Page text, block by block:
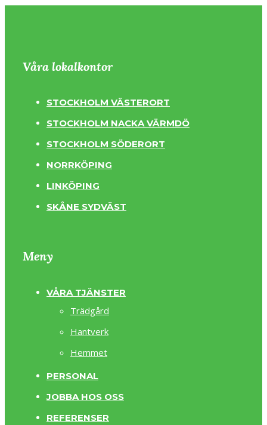
Våra lokalkontor
STOCKHOLM VÄSTERORT
STOCKHOLM NACKA VÄRMDÖ
STOCKHOLM SÖDERORT
NORRKÖPING
LINKÖPING
SKÅNE SYDVÄST
Meny
VÅRA TJÄNSTER
Trädgård
Hantverk
Hemmet
PERSONAL
JOBBA HOS OSS
REFERENSER